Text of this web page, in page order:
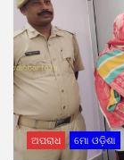
ଅପରାଧ ମୋ ଓଡ଼ିଶା